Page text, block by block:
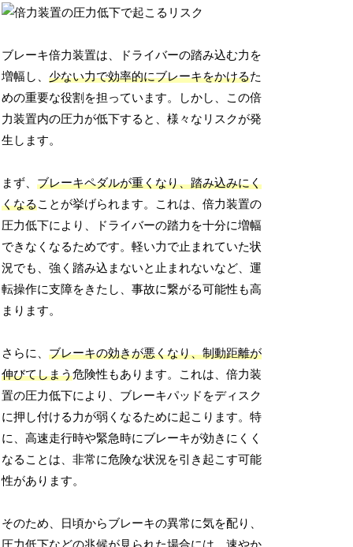
ブレーキ倍力装置は、ドライバーの踏み込む力を
増幅し、少ない力で効率的にブレーキをかけるた
めの重要な役割を担っています。しかし、この倍
力装置内の圧力が低下すると、様々なリスクが発
生します。
まず、ブレーキペダルが重くなり、踏み込みにく
くなることが挙げられます。これは、倍力装置の
圧力低下により、ドライバーの踏力を十分に増幅
できなくなるためです。軽い力で止まれていた状
況でも、強く踏み込まないと止まれないなど、運
転操作に支障をきたし、事故に繋がる可能性も高
まります。
さらに、ブレーキの効きが悪くなり、制動距離が
伸びてしまう危険性もあります。これは、倍力装
置の圧力低下により、ブレーキパッドをディスク
に押し付ける力が弱くなるために起こります。特
に、高速走行時や緊急時にブレーキが効きにくく
なることは、非常に危険な状況を引き起こす可能
性があります。
そのため、日頃からブレーキの異常に気を配り、